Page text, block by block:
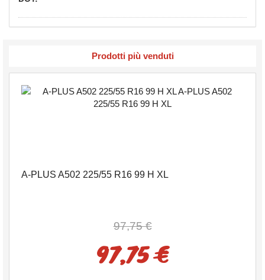
Prodotti più venduti
A-PLUS A502 225/55 R16 99 H XL
97,75 €
97,75 €